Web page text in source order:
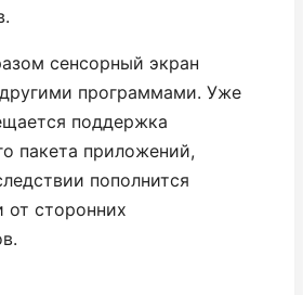
сенсорный экран
программами. Уже
поддержка
пакета приложений,
пополнится
от сторонних